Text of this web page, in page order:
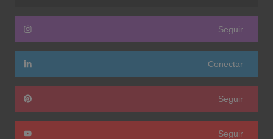
Seguir
Conectar
Seguir
Seguir